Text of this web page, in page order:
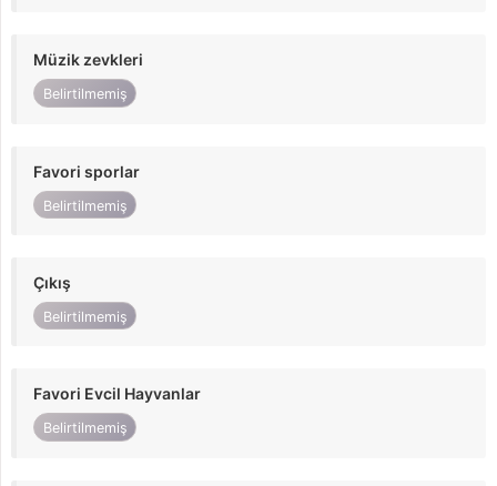
Müzik zevkleri
Belirtilmemiş
Favori sporlar
Belirtilmemiş
Çıkış
Belirtilmemiş
Favori Evcil Hayvanlar
Belirtilmemiş